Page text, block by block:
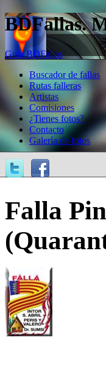
BDFallas.
Guía BDFallas
Buscador de fallas
Rutas falleras
Artistas
Comisiones
¿Tienes fotos?
Contacto
Galería de fotos
Falla